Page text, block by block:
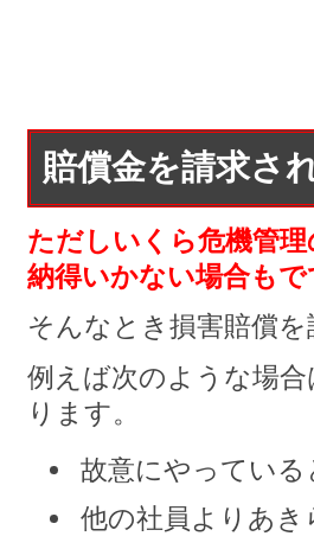
賠償金を請求さ
ただしいくら危機管
納得いかない場合もで
そんなとき損害賠償
例えば次のような場
ります。
故意にやってい
他の社員よりあ